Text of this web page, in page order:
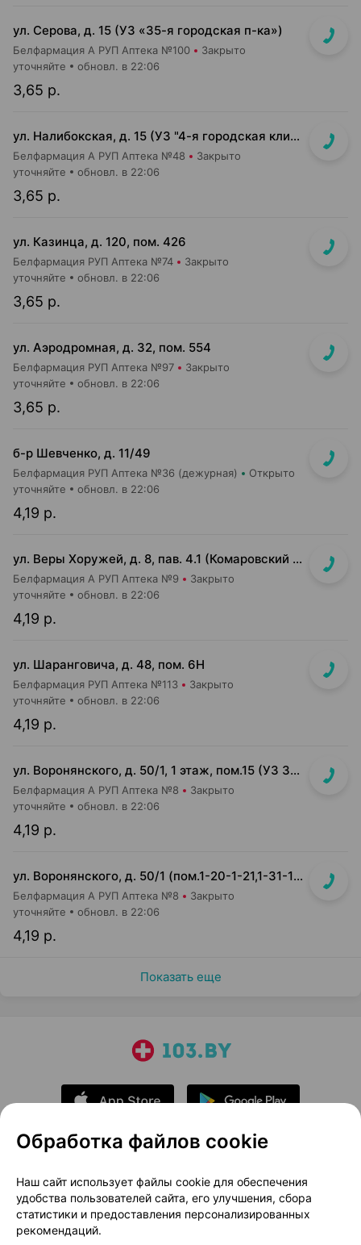
ул. Серова, д. 15 (УЗ «35-я городская п-ка»)
Белфармация А РУП Аптека №100 Закрыто
3,65 р.
уточняйте обновл. в 22:06
ул. Налибокская, д. 15 (УЗ "4-я городская клиническая детская п-ка")
Белфармация А РУП Аптека №48 Закрыто
3,65 р.
уточняйте обновл. в 22:06
ул. Казинца, д. 120, пом. 426
Белфармация РУП Аптека №74 Закрыто
3,65 р.
уточняйте обновл. в 22:06
ул. Аэродромная, д. 32, пом. 554
Белфармация РУП Аптека №97 Закрыто
3,65 р.
уточняйте обновл. в 22:06
б-р Шевченко, д. 11/49
Белфармация РУП Аптека №36 (дежурная) Открыто
4,19 р.
уточняйте обновл. в 22:06
ул. Веры Хоружей, д. 8, пав. 4.1 (Комаровский р-к, 1-й этаж)
Белфармация А РУП Аптека №9 Закрыто
4,19 р.
уточняйте обновл. в 22:06
ул. Шаранговича, д. 48, пом. 6Н
Белфармация РУП Аптека №113 Закрыто
4,19 р.
уточняйте обновл. в 22:06
ул. Воронянского, д. 50/1, 1 этаж, пом.15 (УЗ 38-я городская п-ка)
Белфармация А РУП Аптека №8 Закрыто
4,19 р.
уточняйте обновл. в 22:06
ул. Воронянского, д. 50/1 (пом.1-20-1-21,1-31-1-32) (УЗ 38-я городская п-ка, отдельный вход справа)
Белфармация А РУП Аптека №8 Закрыто
4,19 р.
уточняйте обновл. в 22:06
Показать еще
О проекте
Новости проекта
Размещение рекламы
Медицинский маркетинг
Публичный договор
Доставка
Обработка файлов cookie
Наш сайт использует файлы cookie для обеспечения
удобства пользователей сайта, его улучшения, сбора
статистики и предоставления персонализированных
рекомендаций.